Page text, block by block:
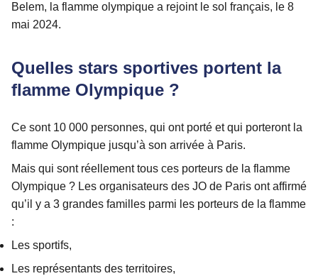
Belem, la flamme olympique a rejoint le sol français, le 8
mai 2024.
Quelles stars sportives portent la
flamme Olympique ?
Ce sont 10 000 personnes, qui ont porté et qui porteront la
flamme Olympique jusqu’à son arrivée à Paris.
Mais qui sont réellement tous ces porteurs de la flamme
Olympique ? Les organisateurs des JO de Paris ont affirmé
qu’il y a 3 grandes familles parmi les porteurs de la flamme
:
Les sportifs,
Les représentants des territoires,